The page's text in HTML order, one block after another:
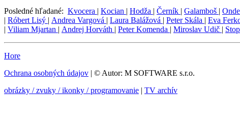
Posledné hľadané: Kvocera | Kocian | Hodža | Černík | Galamboš |
| Róbert Lisý | Andrea Vargová | Laura Balážová | Peter Skála | Eva
| Viliam Mjartan | Andrej Horváth | Peter Komenda | Miroslav Udič |
Hore
Ochrana osobných údajov | © Autor: M SOFTWARE s.r.o.
obrázky / zvuky / ikonky / programovanie | TV archív